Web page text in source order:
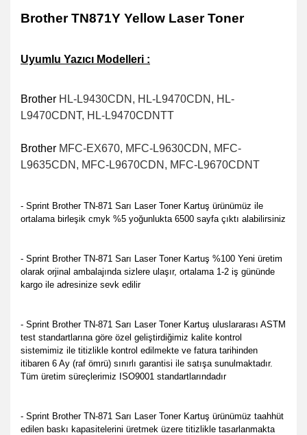
Brother TN871Y Yellow Laser Toner
Uyumlu Yazıcı Modelleri :
Brother HL-L9430CDN, HL-L9470CDN, HL-
L9470CDNT, HL-L9470CDNTT
Brother MFC-EX670, MFC-L9630CDN, MFC-
L9635CDN, MFC-L9670CDN, MFC-L9670CDNT
- Sprint Brother TN-871 Sarı Laser Toner Kartuş ürünümüz ile
ortalama birleşik cmyk %5 yoğunlukta 6500 sayfa çıktı alabilirsiniz
- Sprint Brother TN-871 Sarı Laser Toner Kartuş %100 Yeni üretim
olarak orjinal ambalajında sizlere ulaşır, ortalama 1-2 iş gününde
kargo ile adresinize sevk edilir
- Sprint Brother TN-871 Sarı Laser Toner Kartuş u luslararası ASTM
test standartlarına göre özel geliştirdiğimiz kalite kontrol
sistemimiz ile titizlikle kontrol edilmekte ve fatura tarihinden
itibaren 6 Ay (raf ömrü) sınırlı garantisi ile satışa sunulmaktadır.
Tüm üretim süreçlerimiz ISO9001 standartlarındadır
- Sprint Brother TN-871 Sarı Laser Toner Kartuş ürünümüz taahhüt
edilen baskı kapasitelerini üretmek üzere titizlikle tasarlanmakta